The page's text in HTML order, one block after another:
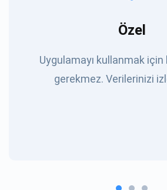
Özel
Uygulamayı kullanmak için
gerekmez. Verilerinizi